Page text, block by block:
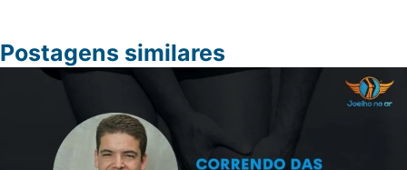
Postagens similares